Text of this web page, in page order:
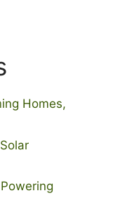
Homes,